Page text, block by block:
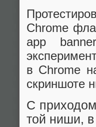
Chrome
app
в Chrome
скриншоте
С приходом
той ниши, в